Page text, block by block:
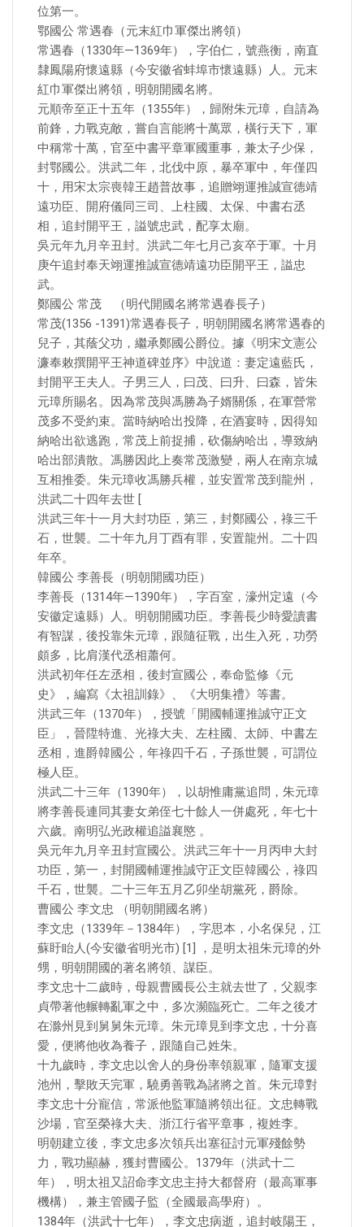
位第一。
鄂國公 常遇春（元末紅巾軍傑出將領）
常遇春（1330年—1369年），字伯仁，號燕衡，南直
隸鳳陽府懷遠縣（今安徽省蚌埠市懷遠縣）人。元末
紅巾軍傑出將領，明朝開國名將。
元順帝至正十五年（1355年），歸附朱元璋，自請為
前鋒，力戰克敵，嘗自言能將十萬眾，橫行天下，軍
中稱常十萬，官至中書平章軍國重事，兼太子少保，
封鄂國公。洪武二年，北伐中原，暴卒軍中，年僅四
十，用宋太宗喪韓王趙普故事，追贈翊運推誠宣德靖
遠功臣、開府儀同三司、上柱國、太保、中書右丞
相，追封開平王，謚號忠武，配享太廟。
吳元年九月辛丑封。洪武二年七月己亥卒于軍。十月
庚午追封奉天翊運推誠宣德靖遠功臣開平王，謚忠
武。
鄭國公 常茂 （明代開國名將常遇春長子）
常茂(1356 -1391)常遇春長子，明朝開國名將常遇春的
兒子，其蔭父功，繼承鄭國公爵位。據《明宋文憲公
濂奉敕撰開平王神道碑並序》中說道：妻定遠藍氏，
封開平王夫人。子男三人，曰茂、曰升、曰森，皆朱
元璋所賜名。因為常茂與馮勝為子婿關係，在軍營常
茂多不受約束。當時納哈出投降，在酒宴時，因得知
納哈出欲逃跑，常茂上前捉捕，砍傷納哈出，導致納
哈出部潰散。馮勝因此上奏常茂激變，兩人在南京城
互相推委。朱元璋收馮勝兵權，並安置常茂到龍州，
洪武二十四年去世 [
洪武三年十一月大封功臣，第三，封鄭國公，祿三千
石，世襲。二十年九月丁酉有罪，安置龍州。二十四
年卒。
韓國公 李善長（明朝開國功臣）
李善長（1314年—1390年），字百室，濠州定遠（今
安徽定遠縣）人。明朝開國功臣。李善長少時愛讀書
有智謀，後投靠朱元璋，跟隨征戰，出生入死，功勞
頗多，比肩漢代丞相蕭何。
洪武初年任左丞相，後封宣國公，奉命監修《元
史》，編寫《太祖訓錄》、《大明集禮》等書。
洪武三年（1370年），授號「開國輔運推誠守正文
臣」，晉陞特進、光祿大夫、左柱國、太師、中書左
丞相，進爵韓國公，年祿四千石，子孫世襲，可謂位
極人臣。
洪武二十三年（1390年），以胡惟庸黨追問，朱元璋
將李善長連同其妻女弟侄七十餘人一併處死，年七十
六歲。南明弘光政權追謚襄愍 。
吳元年九月辛丑封宣國公。洪武三年十一月丙申大封
功臣，第一，封開國輔運推誠守正文臣韓國公，祿四
千石，世襲。二十三年五月乙卯坐胡黨死，爵除。
曹國公 李文忠 （明朝開國名將）
李文忠（1339年－1384年），字思本，小名保兒，江
蘇盱眙人(今安徽省明光市) [1] ，是明太祖朱元璋的外
甥，明朝開國的著名將領、謀臣。
李文忠十二歲時，母親曹國長公主就去世了，父親李
貞帶著他輾轉亂軍之中，多次瀕臨死亡。二年之後才
在滁州見到舅舅朱元璋。朱元璋見到李文忠，十分喜
愛，便將他收為養子，跟隨自己姓朱。
十九歲時，李文忠以舍人的身份率領親軍，隨軍支援
池州，擊敗天完軍，驍勇善戰為諸將之首。朱元璋對
李文忠十分寵信，常派他監軍隨將領出征。文忠轉戰
沙場，官至榮祿大夫、浙江行省平章事，複姓李。
明朝建立後，李文忠多次領兵出塞征討元軍殘餘勢
力，戰功顯赫，獲封曹國公。1379年（洪武十二
年），明太祖又詔命李文忠主持大都督府（最高軍事
機構），兼主管國子監（全國最高學府）。
1384年（洪武十七年），李文忠病逝，追封岐陽王，